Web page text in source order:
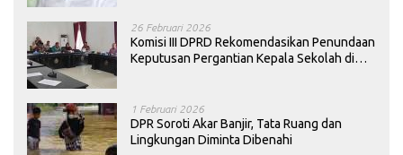
26 Februari 2026
Komisi III DPRD Rekomendasikan Penundaan
Keputusan Pergantian Kepala Sekolah di
1 Februari 2026
DPR Soroti Akar Banjir, Tata Ruang dan
Lingkungan Diminta Dibenahi